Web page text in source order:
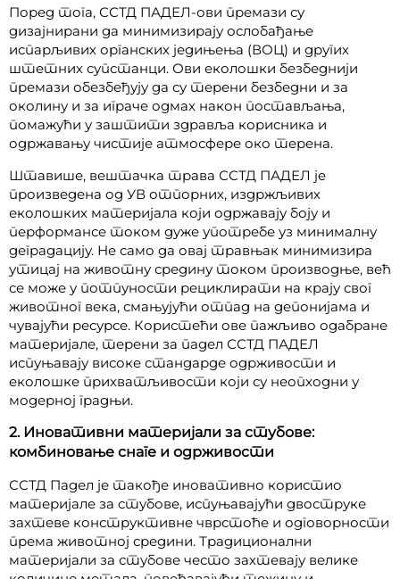
Поред тога, ССТД ПАДЕЛ-ови премази су
дизајнирани да минимизирају ослобађање
испарљивих органских једињења (ВОЦ) и других
штетних супстанци. Ови еколошки безбеднији
премази обезбеђују да су терени безбедни и за
околину и за играче одмах након постављања,
помажући у заштити здравља корисника и
одржавању чистије атмосфере око терена.
Штавише, вештачка трава ССТД ПАДЕЛ је
произведена од УВ отпорних, издржљивих
еколошких материјала који одржавају боју и
перформансе током дуже употребе уз минималну
деградацију. Не само да овај травњак минимизира
утицај на животну средину током производње, већ
се може у потпуности рециклирати на крају свог
животног века, смањујући отпад на депонијама и
чувајући ресурсе. Користећи ове пажљиво одабране
материјале, терени за падел ССТД ПАДЕЛ
испуњавају високе стандарде одрживости и
еколошке прихватљивости који су неопходни у
модерној градњи.
2. Иновативни материјали за стубове:
комбиновање снаге и одрживости
ССТД Падел је такође иновативно користио
материјале за стубове, испуњавајући двоструке
захтеве конструктивне чврстоће и одговорности
према животној средини. Традиционални
материјали за стубове често захтевају велике